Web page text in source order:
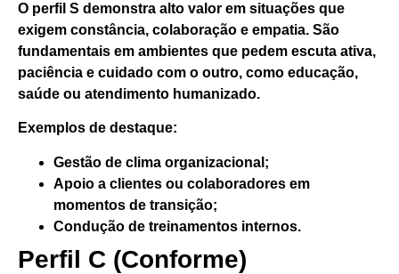
O perfil S demonstra alto valor em situações que
exigem constância, colaboração e empatia. São
fundamentais em ambientes que pedem escuta ativa,
paciência e cuidado com o outro, como educação,
saúde ou atendimento humanizado.
Exemplos de destaque:
Gestão de clima organizacional;
Apoio a clientes ou colaboradores em
momentos de transição;
Condução de treinamentos internos.
Perfil C (Conforme)